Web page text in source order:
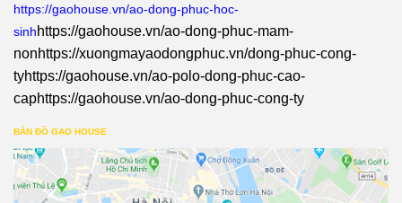
https://gaohouse.vn/ao-dong-phuc-hoc-
sinhhttps://gaohouse.vn/ao-dong-phuc-mam-
nonhttps://xuongmayaodongphuc.vn/dong-phuc-cong-
tyhttps://gaohouse.vn/ao-polo-dong-phuc-cao-
caphttps://gaohouse.vn/ao-dong-phuc-cong-ty
BẢN ĐỒ GẠO HOUSE